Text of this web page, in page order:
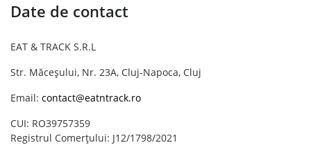
Date de contact
EAT & TRACK S.R.L
Str. Măceșului, Nr. 23A, Cluj-Napoca, Cluj
Email: contact@eatntrack.ro
CUI: RO39757359
Registrul Comerțului: J12/1798/2021